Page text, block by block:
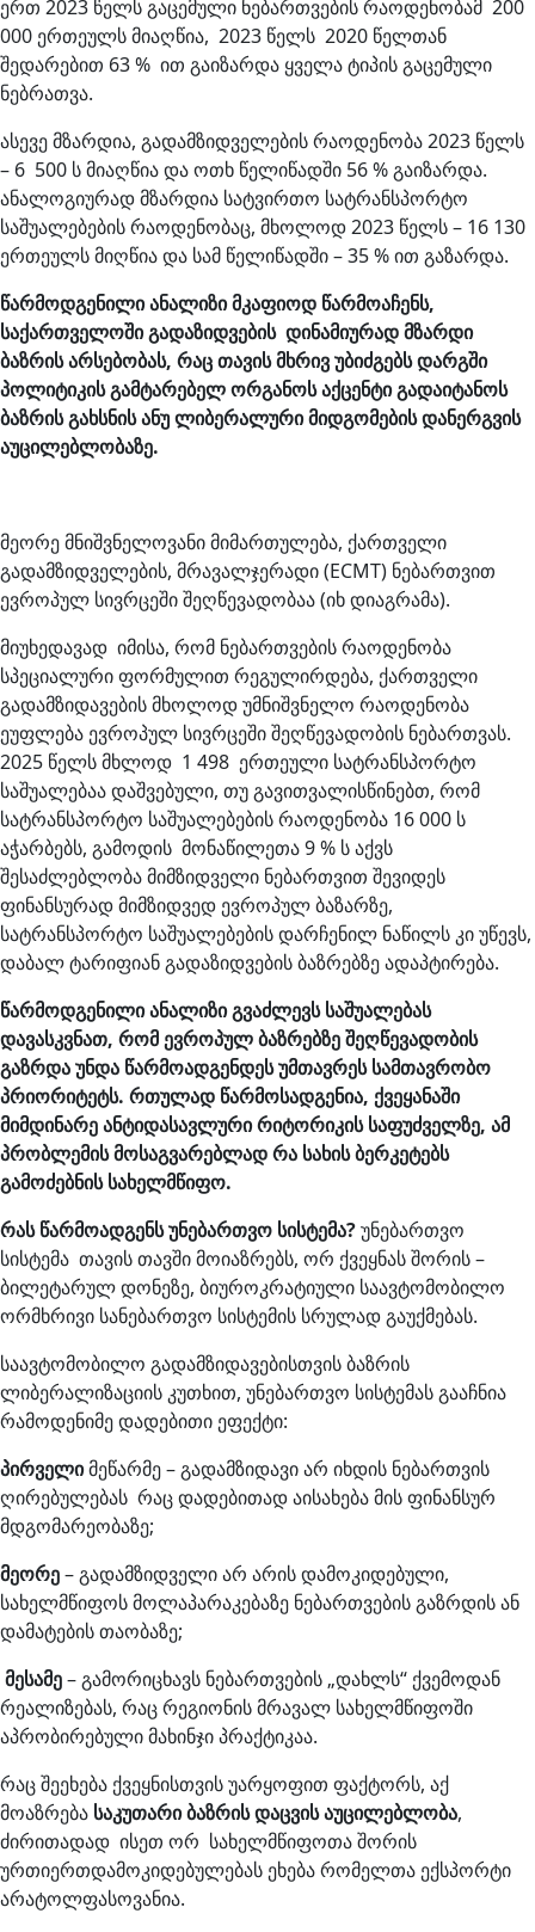
ერთ 2023 წელს გაცემული ნებართვების რაოდენობამ 200
000 ერთეულს მიაღწია, 2023 წელს 2020 წელთან
შედარებით 63 % ით გაიზარდა ყველა ტიპის გაცემული
ნებრათვა.
ასევე მზარდია, გადამზიდველების რაოდენობა 2023 წელს
– 6 500 ს მიაღწია და ოთხ წელიწადში 56 % გაიზარდა.
ანალოგიურად მზარდია სატვირთო სატრანსპორტო
საშუალებების რაოდენობაც, მხოლოდ 2023 წელს – 16 130
ერთეულს მიღწია და სამ წელიწადში – 35 % ით გაზარდა.
წარმოდგენილი ანალიზი მკაფიოდ წარმოაჩენს,
საქართველოში გადაზიდვების დინამიურად მზარდი
ბაზრის არსებობას, რაც თავის მხრივ უბიძგებს დარგში
პოლიტიკის გამტარებელ ორგანოს აქცენტი გადაიტანოს
ბაზრის გახსნის ანუ ლიბერალური მიდგომების დანერგვის
აუცილებლობაზე.
მეორე მნიშვნელოვანი მიმართულება, ქართველი
გადამზიდველების, მრავალჯერადი (ECMT) ნებართვით
ევროპულ სივრცეში შეღწევადობაა (იხ დიაგრამა).
მიუხედავად იმისა, რომ ნებართვების რაოდენობა
სპეციალური ფორმულით რეგულირდება, ქართველი
გადამზიდავების მხოლოდ უმნიშვნელო რაოდენობა
ეუფლება ევროპულ სივრცეში შეღწევადობის ნებართვას.
2025 წელს მხლოდ 1 498 ერთეული სატრანსპორტო
საშუალებაა დაშვებული, თუ გავითვალისწინებთ, რომ
სატრანსპორტო საშუალებების რაოდენობა 16 000 ს
აჭარბებს, გამოდის მონაწილეთა 9 % ს აქვს
შესაძლებლობა მიმზიდველი ნებართვით შევიდეს
ფინანსურად მიმზიდვედ ევროპულ ბაზარზე,
სატრანსპორტო საშუალებების დარჩენილ ნაწილს კი უწევს,
დაბალ ტარიფიან გადაზიდვების ბაზრებზე ადაპტირება.
წარმოდგენილი ანალიზი გვაძლევს საშუალებას
დავასკვნათ, რომ ევროპულ ბაზრებზე შეღწევადობის
გაზრდა უნდა წარმოადგენდეს უმთავრეს სამთავრობო
პრიორიტეტს. რთულად წარმოსადგენია, ქვეყანაში
მიმდინარე ანტიდასავლური რიტორიკის საფუძველზე, ამ
პრობლემის მოსაგვარებლად რა სახის ბერკეტებს
გამოძებნის სახელმწიფო.
რას წარმოადგენს უნებართვო სისტემა?უნებართვო
სისტემა თავის თავში მოიაზრებს, ორ ქვეყნას შორის –
ბილეტარულ დონეზე, ბიუროკრატიული საავტომობილო
ორმხრივი სანებართვო სისტემის სრულად გაუქმებას.
საავტომობილო გადამზიდავებისთვის ბაზრის
ლიბერალიზაციის კუთხით, უნებართვო სისტემას გააჩნია
რამოდენიმე დადებითი ეფექტი:
პირველიმეწარმე – გადამზიდავი არ იხდის ნებართვის
ღირებულებას რაც დადებითად აისახება მის ფინანსურ
მდგომარეობაზე;
მეორე– გადამზიდველი არ არის დამოკიდებული,
სახელმწიფოს მოლაპარაკებაზე ნებართვების გაზრდის ან
დამატების თაობაზე;
მესამე– გამორიცხავს ნებართვების „დახლს“ ქვემოდან
რეალიზებას, რაც რეგიონის მრავალ სახელმწიფოში
აპრობირებული მახინჯი პრაქტიკაა.
რაც შეეხება ქვეყნისთვის უარყოფით ფაქტორს, აქ
მოაზრება საკუთარი ბაზრის დაცვის აუცილებლობა,
ძირითადად ისეთ ორ სახელმწიფოთა შორის
ურთიერთდამოკიდებულებას ეხება რომელთა ექსპორტი
არატოლფასოვანია.